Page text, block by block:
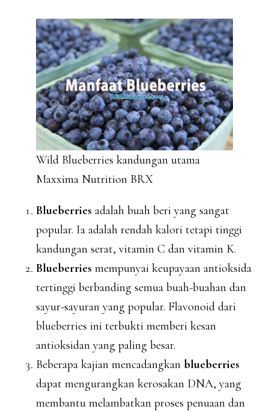
Wild Blueberries kandungan utama
Maxxima Nutrition BRX
Blueberries adalah buah beri yang sangat
popular. Ia adalah rendah kalori tetapi tinggi
kandungan serat, vitamin C dan vitamin K.
Blueberries mempunyai keupayaan antioksida
tertinggi berbanding semua buah-buahan dan
sayur-sayuran yang popular. Flavonoid dari
blueberries ini terbukti memberi kesan
antioksidan yang paling besar.
Beberapa kajian mencadangkan blueberries
dapat mengurangkan kerosakan DNA, yang
membantu melambatkan proses penuaan dan